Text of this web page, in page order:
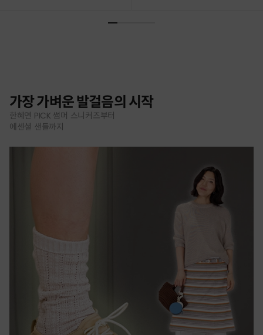
가장 가벼운 발걸음의 시작
한혜연 PICK 썸머 스니커즈부터
에센셜 샌들까지